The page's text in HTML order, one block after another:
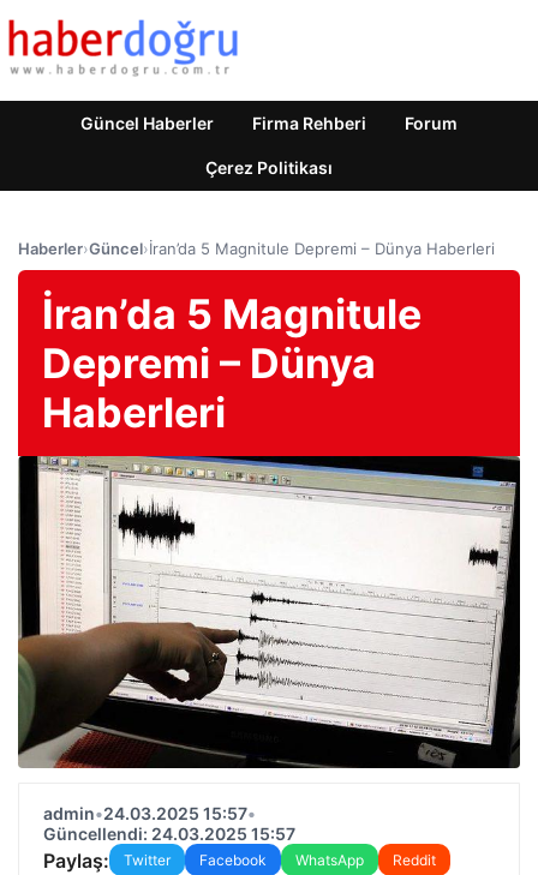
Güncel Haberler Firma Rehberi Forum
Çerez Politikası
Haberler›Güncel›İran’da 5 Magnitule Depremi – Dünya Haberleri
İran’da 5 Magnitule
Depremi – Dünya
Haberleri
admin•24.03.2025 15:57•
Güncellendi: 24.03.2025 15:57
Paylaş: Twitter Facebook WhatsApp
Reddit